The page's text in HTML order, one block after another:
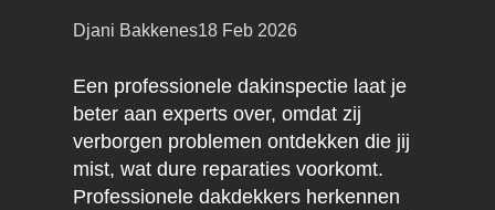
Posted
Djani Bakkenes18 Feb 2026
Een professionele dakinspectie laat je
beter aan experts over, omdat zij
verborgen problemen ontdekken die jij
mist, wat dure reparaties voorkomt.
Professionele dakdekkers herkennen